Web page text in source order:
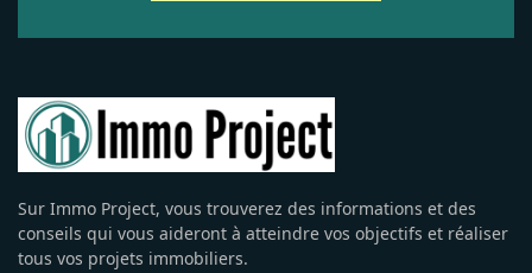
Sur Immo Project, vous trouverez des informations et des
conseils qui vous aideront à atteindre vos objectifs et réaliser
tous vos projets immobiliers.